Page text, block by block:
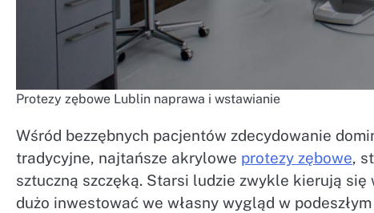
Protezy zębowe Lublin naprawa i wstawianie
Wśród bezzębnych pacjentów zdecydowanie
tradycyjne, najtańsze akrylowe protezy zębowe,
sztuczną szczęką. Starsi ludzie zwykle kierują
dużo inwestować we własny wygląd w